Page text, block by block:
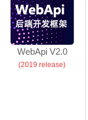
WebApi V2.0
(2019 release)